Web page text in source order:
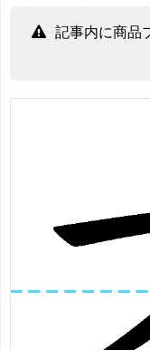
記事内に商品